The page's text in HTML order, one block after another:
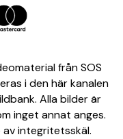
från SOS
i den här kanalen
Alla bilder är
inget annat anges.
av integritetsskäl.